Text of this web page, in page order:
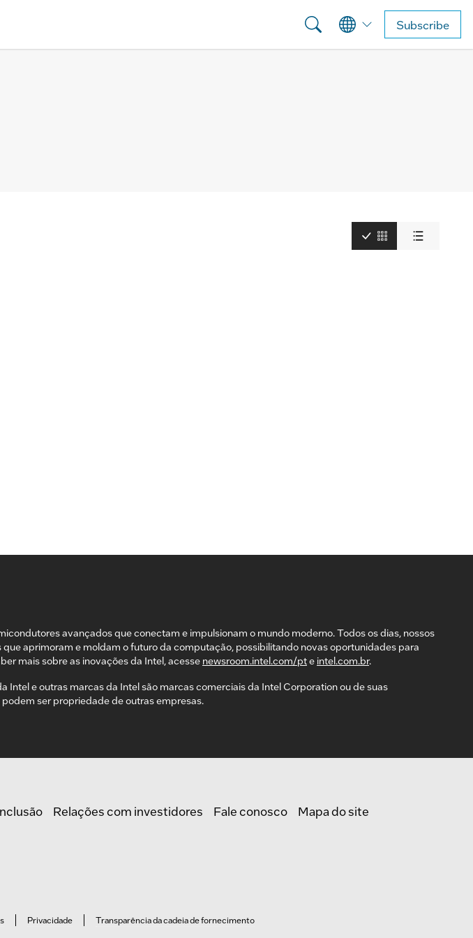
Subscribe
avançados que conectam e impulsionam o mundo moderno. Todos os dias, nossos
aprimoram e moldam o futuro da computação, possibilitando novas oportunidades para
mais sobre as inovações da Intel, acesse newsroom.intel.com/pte intel.com.br.
Intel e outras marcas da Intel são marcas comerciais da Intel Corporation ou de suas
ser propriedade de outras empresas.
Relações com investidores Fale conosco
Mapa do site
Privacidade Transparência da cadeia de fornecimento